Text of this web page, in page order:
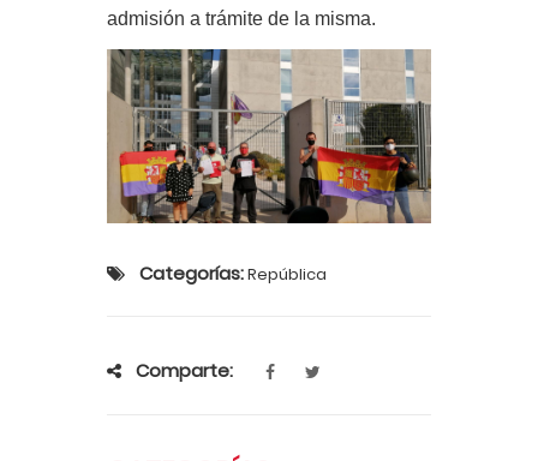
admisión a trámite de la misma.
Categorías:República
Comparte: